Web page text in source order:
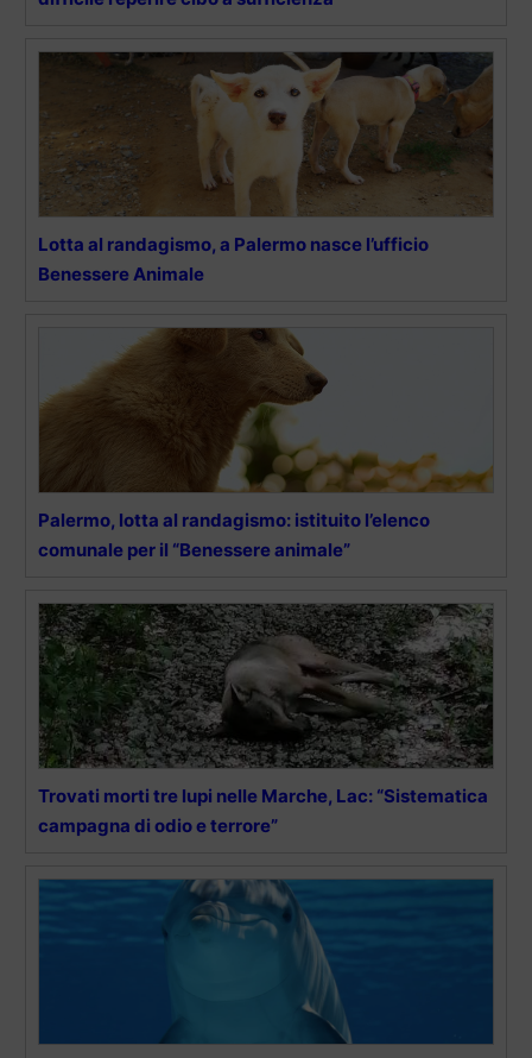
Lotta al randagismo, a Palermo nasce l’ufficio
Benessere Animale
Palermo, lotta al randagismo: istituito l’elenco
comunale per il “Benessere animale”
Trovati morti tre lupi nelle Marche, Lac: “Sistematica
campagna di odio e terrore”